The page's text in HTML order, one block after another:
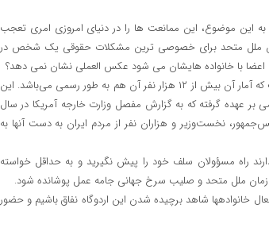
این موضوع، این ممانعت ها را در دنیای امروزی امری تعجب
ملل متحد برای خصوصی ترین مشکلات حقوقی یک شخص در
اعضا با خانواده هایشان می شود عکس العملی نشان نمی دهد؟
فرقه رجوی بیشترین حجم ترور را در کشور ایران داشت که آمار آن بیش از ۱۲ هزار نفر آن هم به طور رسمی می‌باشد. این
بر عهده گرفته‌ که به گزارش مفصل وزارت خارجه آمریکا در سال
نخست‌وزیر و هزاران نفر از مردم ایران به دست آنها به
راه مسؤولان سلف خود را پیش نگیرید و به حداقل خواسته
ملل متحد و صلیب سرخ جهانی جامه عمل پوشانده شود.
خانوادهها شاهد برچیده شدن این اردوگاه نفاق باشیم و حضور